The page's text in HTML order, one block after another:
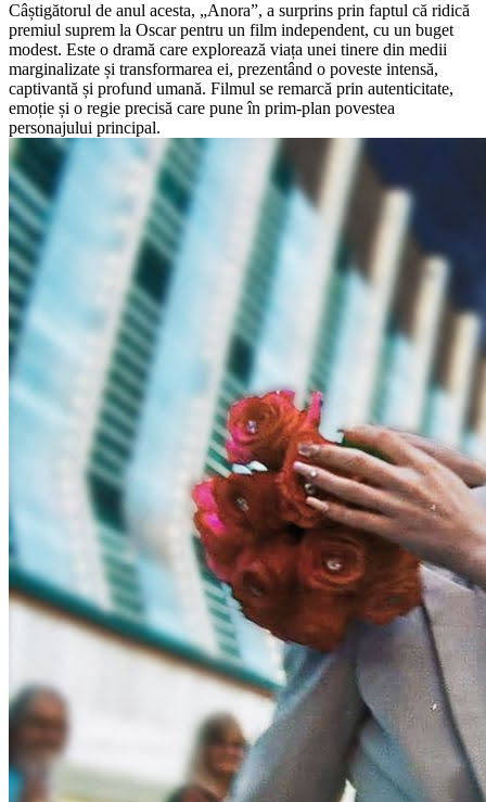
Câștigătorul de anul acesta, „Anora”, a surprins prin faptul că ridică
premiul suprem la Oscar pentru un film independent, cu un buget
modest. Este o dramă care explorează viața unei tinere din medii
marginalizate și transformarea ei, prezentând o poveste intensă,
captivantă și profund umană. Filmul se remarcă prin autenticitate,
emoție și o regie precisă care pune în prim-plan povestea
personajului principal.